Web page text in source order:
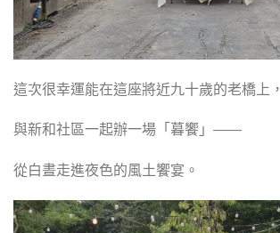
這次很幸運能在這座將近九十歲的老橋上，
與新和社區一起辦一場「暮饗」——
從白晝走進夜色的風土饗宴。